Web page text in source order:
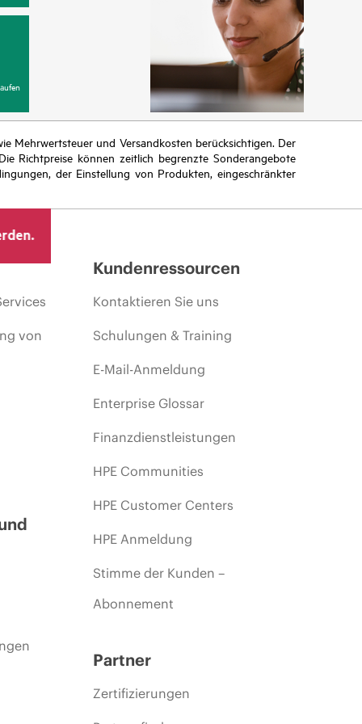
Mehrwertsteuer und Versandkosten berücksichtigen. Der
Richtpreise können zeitlich begrenzte Sonderangebote
der Einstellung von Produkten, eingeschränkter
von
Kundenressourcen
Kontaktieren Sie uns
Schulungen & Training
E-Mail-Anmeldung
Enterprise Glossar
Finanzdienstleistungen
HPE Communities
HPE Customer Centers
HPE Anmeldung
Stimme der Kunden –
Abonnement
Partner
Zertifizierungen